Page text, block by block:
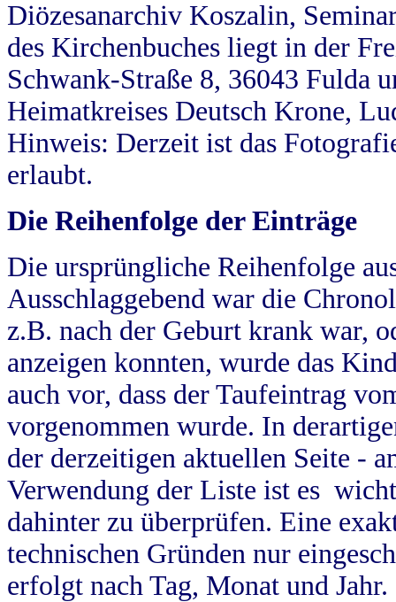
Diözesanarchiv Koszalin,
des Kirchenbuches liegt in der
Schwank-Straße 8, 36043 Fulda
Heimatkreises Deutsch Krone,
Hinweis: Derzeit ist das
erlaubt.
Die Reihenfolge der Einträge
Die ursprüngliche Reihenfolge
Ausschlaggebend war die
z.B. nach der Geburt krank war,
anzeigen konnten, wurde das
auch vor, dass der Taufeintrag
vorgenommen wurde. In
der derzeitigen aktuellen Seite -
Verwendung der Liste ist es
dahinter zu überprüfen. Eine
technischen Gründen nur
erfolgt nach Tag, Monat und Jahr.